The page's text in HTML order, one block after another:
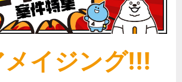
メイジング!!!